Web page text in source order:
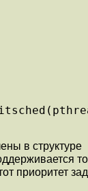
в структуре
приоритет